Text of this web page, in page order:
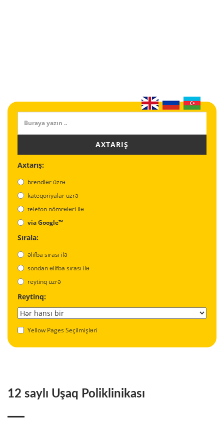
AXTARIŞ
Axtarış:
brendlər üzrə
kateqoriyalar üzrə
telefon nömrələri ilə
via Google™
Sırala:
əlifba sırası ilə
sondan əlifba sırası ilə
reytinq üzrə
Reytinq:
Yellow Pages Seçilmişləri
12 saylı Uşaq Poliklinikası